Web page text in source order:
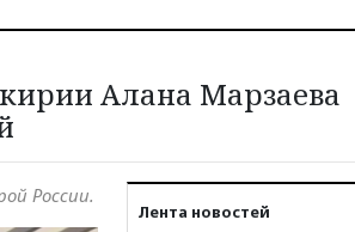
Алана Марзаева
Лента новостей
России.